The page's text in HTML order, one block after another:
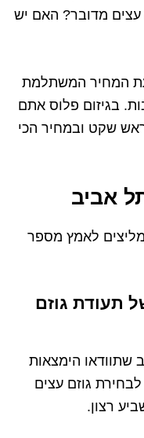
מדובר? האם יש
המחיר המשתלמת
בגיזום פלוס אתם
שקט ובמחיר הכי
אביב
לאמץ מספר
תעודת גוזם
שתוודאו הימצאות
גוזם עצים
רצון.